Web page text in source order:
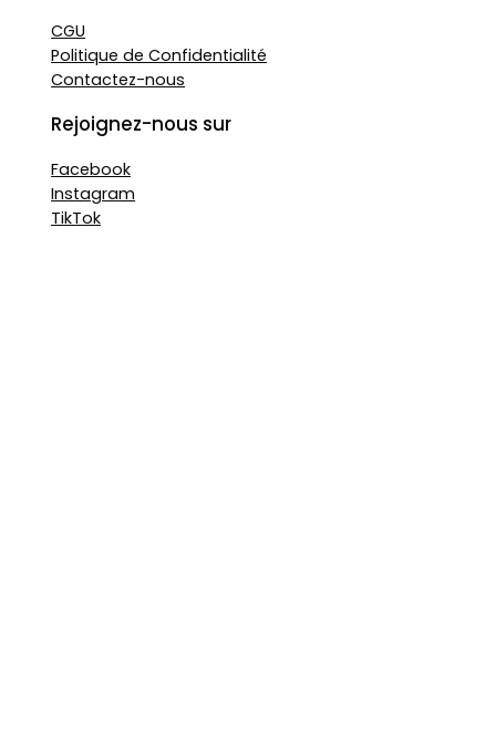
CGU
Politique de Confidentialité
Contactez-nous
Rejoignez-nous sur
Facebook
Instagram
TikTok